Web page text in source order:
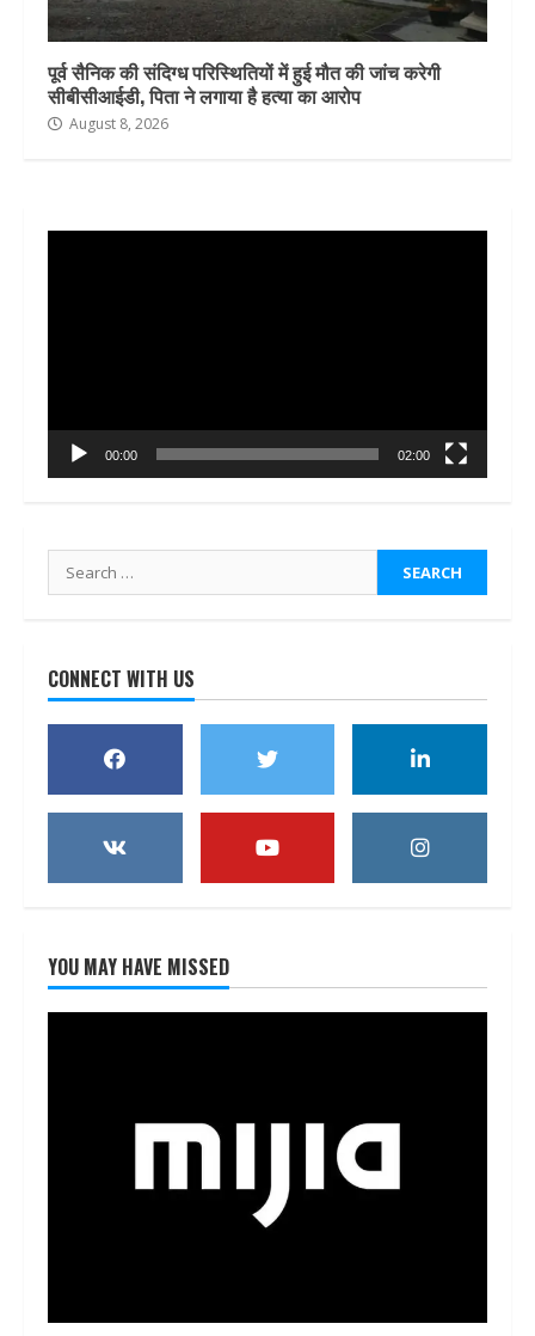
पूर्व सैनिक की संदिग्ध परिस्थितियों में हुई मौत की जांच करेगी
सीबीसीआईडी, पिता ने लगाया है हत्या का आरोप
August 8, 2026
00:00 02:00
Search
for:
CONNECT WITH US
YOU MAY HAVE MISSED